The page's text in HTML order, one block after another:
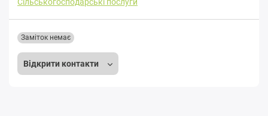
Відкрити контакти
Заміток немає